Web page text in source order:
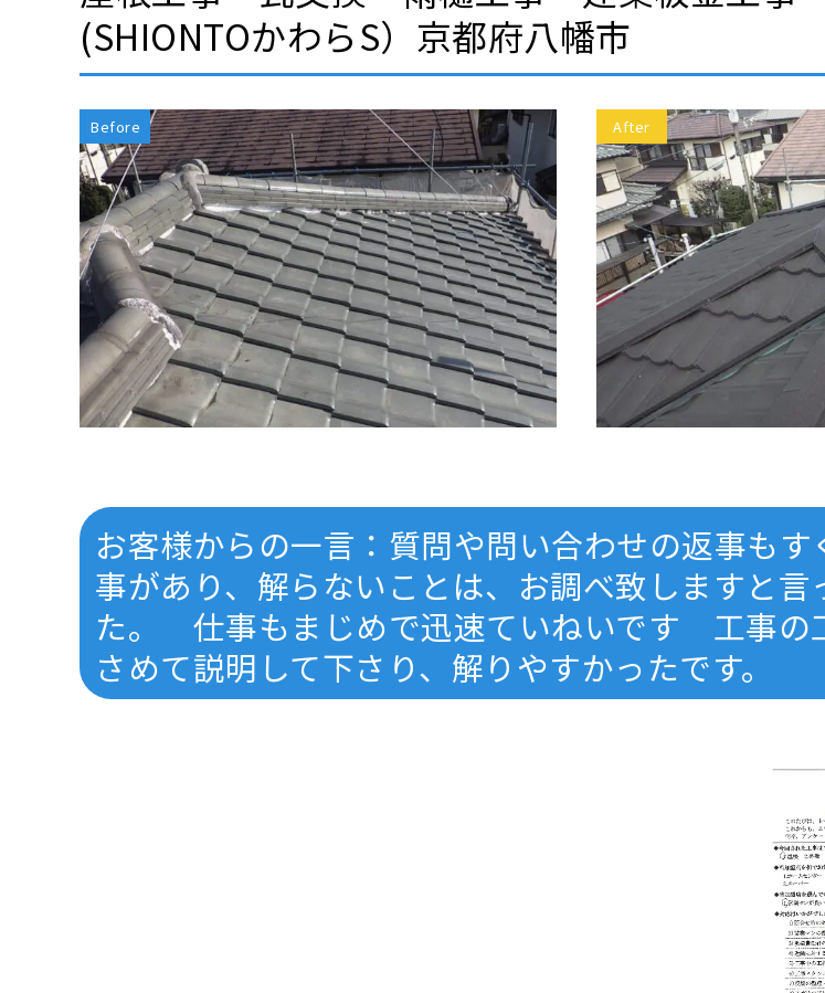
(SHIONTOかわらS）京都府八幡市
Before After
お客様からの一言：質問や問い合わせの返事もす
事があり、解らないことは、お調べ致しますと言
た。 仕事もまじめで迅速ていねいです 工事の
さめて説明して下さり、解りやすかったです。